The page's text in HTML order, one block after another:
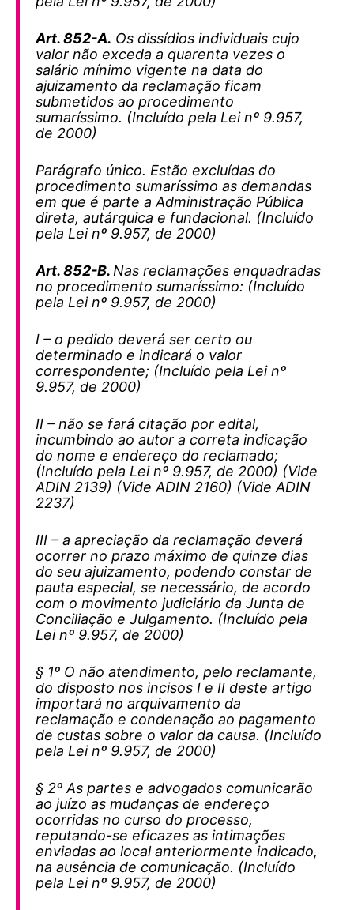
Art. 852-A. Os dissídios individuais cujo
valor não exceda a quarenta vezes o
salário mínimo vigente na data do
ajuizamento da reclamação ficam
submetidos ao procedimento
sumaríssimo. (Incluído pela Lei nº 9.957,
de 2000)
Parágrafo único. Estão excluídas do
procedimento sumaríssimo as demandas
em que é parte a Administração Pública
direta, autárquica e fundacional. (Incluído
pela Lei nº 9.957, de 2000)
Art. 852-B. Nas reclamações enquadradas
no procedimento sumaríssimo: (Incluído
pela Lei nº 9.957, de 2000)
I – o pedido deverá ser certo ou
determinado e indicará o valor
correspondente; (Incluído pela Lei nº
9.957, de 2000)
II – não se fará citação por edital,
incumbindo ao autor a correta indicação
do nome e endereço do reclamado;
(Incluído pela Lei nº 9.957, de 2000) (Vide
ADIN 2139) (Vide ADIN 2160) (Vide ADIN
2237)
III – a apreciação da reclamação deverá
ocorrer no prazo máximo de quinze dias
do seu ajuizamento, podendo constar de
pauta especial, se necessário, de acordo
com o movimento judiciário da Junta de
Conciliação e Julgamento. (Incluído pela
Lei nº 9.957, de 2000)
§ 1º O não atendimento, pelo reclamante,
do disposto nos incisos I e II deste artigo
importará no arquivamento da
reclamação e condenação ao pagamento
de custas sobre o valor da causa. (Incluído
pela Lei nº 9.957, de 2000)
§ 2º As partes e advogados comunicarão
ao juízo as mudanças de endereço
ocorridas no curso do processo,
reputando-se eficazes as intimações
enviadas ao local anteriormente indicado,
na ausência de comunicação. (Incluído
pela Lei nº 9.957, de 2000)